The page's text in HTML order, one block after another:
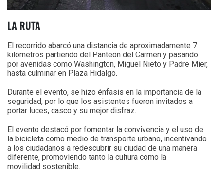
LA RUTA
El recorrido abarcó una distancia de aproximadamente 7
kilómetros partiendo del Panteón del Carmen y pasando
por avenidas como Washington, Miguel Nieto y Padre Mier,
hasta culminar en Plaza Hidalgo.
Durante el evento, se hizo énfasis en la importancia de la
seguridad, por lo que los asistentes fueron invitados a
portar luces, casco y su mejor disfraz.
El evento destacó por fomentar la convivencia y el uso de
la bicicleta como medio de transporte urbano, incentivando
a los ciudadanos a redescubrir su ciudad de una manera
diferente, promoviendo tanto la cultura como la
movilidad sostenible.